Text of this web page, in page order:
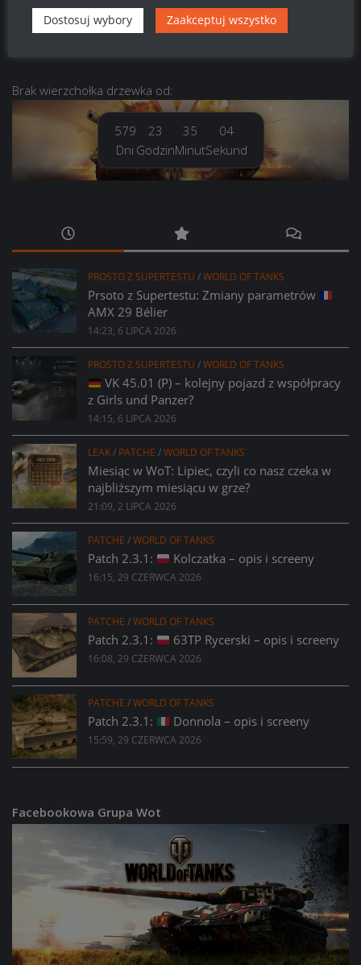
WordPress.org
Brak wierzchołka drzewka od:
579
Dni
23
Godzin
35
Minut
05
Sekund
PROSTO Z SUPERTESTU /WORLD OF TANKS
Prsoto z Supertestu: Zmiany parametrów
AMX 29 Bélier
14:23, 6 LIPCA 2026
PROSTO Z SUPERTESTU /WORLD OF TANKS
VK 45.01 (P) – kolejny pojazd z współpracy
z Girls und Panzer?
14:15, 6 LIPCA 2026
LEAK/ PATCHE /WORLD OF TANKS
Miesiąc w WoT: Lipiec, czyli co nasz czeka w
najbliższym miesiącu w grze?
21:09, 2 LIPCA 2026
PATCHE /WORLD OF TANKS
Patch 2.3.1: Kolczatka – opis i screeny
16:15, 29 CZERWCA 2026
PATCHE /WORLD OF TANKS
Patch 2.3.1: 63TP Rycerski – opis i screeny
16:08, 29 CZERWCA 2026
PATCHE /WORLD OF TANKS
Patch 2.3.1: Donnola – opis i screeny
15:59, 29 CZERWCA 2026
Facebookowa Grupa Wot
Dostosuj wybory Zaakceptuj wszystko